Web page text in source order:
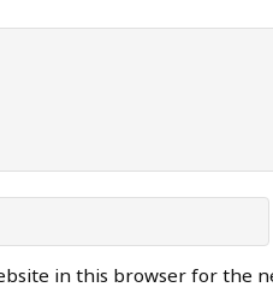
in this browser for the